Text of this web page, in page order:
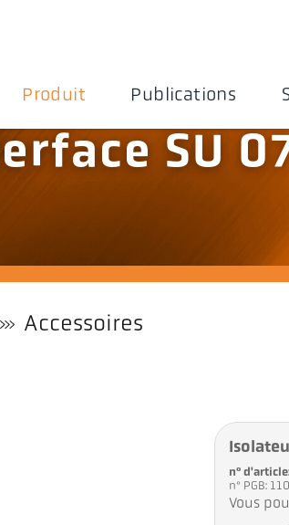
Produit Publications
SU
Accessoires
n°
n° PGB: 110
Vous